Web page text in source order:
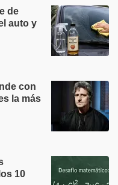
de
auto y
con
la más
10